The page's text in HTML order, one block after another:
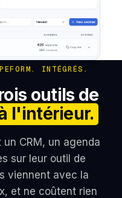
INTÉGRÉS.
outils de
l'intérieur.
CRM, un agenda
sur leur outil de
viennent avec la
et ne coûtent rien